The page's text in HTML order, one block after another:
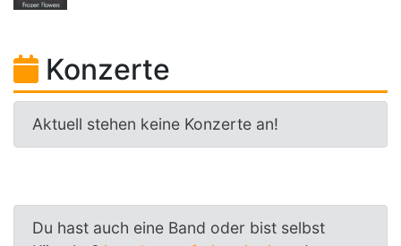
Konzerte
Aktuell stehen keine Konzerte an!
Du hast auch eine Band oder bist selbst